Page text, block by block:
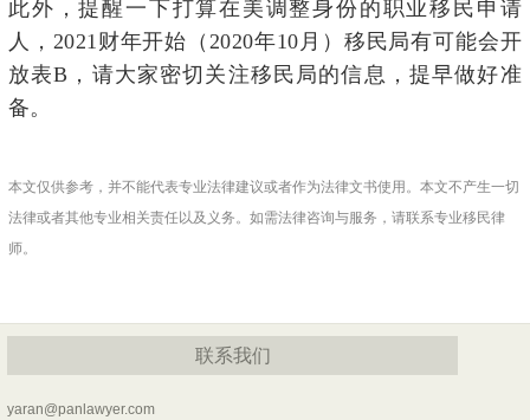
此外，提醒一下打算在美调整身份的职业移民申请
人，2021财年开始（2020年10月）移民局有可能会开
放表B，请大家密切关注移民局的信息，提早做好准
备。
本文仅供参考，并不能代表专业法律建议或者作为法律文书使用。本文不产生一切
法律或者其他专业相关责任以及义务。如需法律咨询与服务，请联系专业移民律
师。
联系我们
yaran@panlawyer.com